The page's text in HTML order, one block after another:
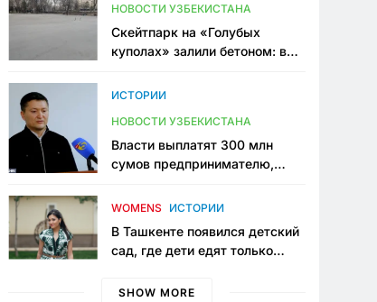
НОВОСТИ УЗБЕКИСТАНА
Скейтпарк на «Голубых
куполах» залили бетоном: в
одно общественное
ИСТОРИИ
НОВОСТИ УЗБЕКИСТАНА
Власти выплатят 300 млн
сумов предпринимателю,
тюрьме по незаконному
WOMENS ИСТОРИИ
В Ташкенте появился детский
сад, где дети едят только
мама, которая устала просить
SHOW MORE